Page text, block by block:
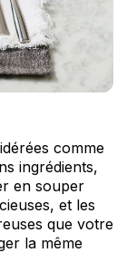
comme
ingrédients,
en souper
et les
que votre
la même